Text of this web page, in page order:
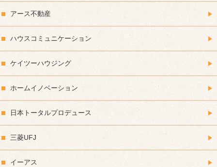
アース不動産
ハウスコミュニケーション
ケイツーハウジング
ホームイノベーション
日本トータルプロデュース
三菱UFJ
イーアス